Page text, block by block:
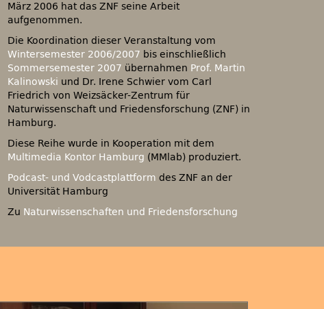
März 2006 hat das ZNF seine Arbeit
aufgenommen.
Die Koordination dieser Veranstaltung vom
Wintersemester 2006/2007 bis einschließlich
Sommersemester 2007 übernahmen Prof. Martin
Kalinowski und Dr. Irene Schwier vom Carl
Friedrich von Weizsäcker-Zentrum für
Naturwissenschaft und Friedensforschung (ZNF) in
Hamburg.
Diese Reihe wurde in Kooperation mit dem
Multimedia Kontor Hamburg (MMlab) produziert.
Podcast- und Vodcastplattform des ZNF an der
Universität Hamburg
Zu Naturwissenschaften und Friedensforschung